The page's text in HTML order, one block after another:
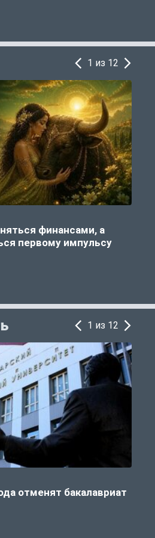
1 из 12
финансами, а
первому импульсу
1 из 12
отменят бакалавриат